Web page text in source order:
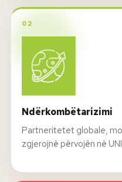
02
Ndërkombëtarizimi
Partneritetet globale,
zgjerojnë përvojën në